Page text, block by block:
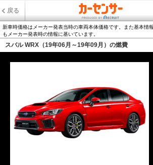
戻る
新車時価格はメーカー発表当時の車両本体価格です。また基本情
もメーカー発表時の情報に基いています。
スバル WRX（19年06月～19年09月）の燃費